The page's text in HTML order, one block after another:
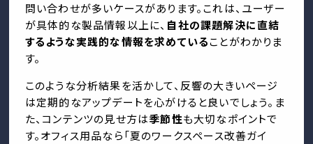
問い合わせが多いケースがあります。これは、ユーザー
が具体的な製品情報以上に、 自社の課題解決に直結
するような実践的な情報を求めていることがわかりま
す。
このような分析結果を活かして、反響の大きいページ
は定期的なアップデートを心がけると良いでしょう。ま
た、コンテンツの見せ方は季節性も大切なポイントで
す。オフィス用品なら「夏のワークスペース改善ガイ